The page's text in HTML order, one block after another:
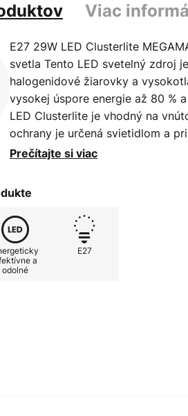
Viac
E27 29W LED Clusterlite
svetla Tento LED svetelný zdroj
halogenidové žiarovky a
vysokej úspore energie až 80 %
LED Clusterlite je vhodný na
ochrany je určená svietidlom a
minimálne IP44. Vlastnosti: -
až 30 000 hodín - široký
teplota okolia v svietidle
konštrukcie a objemu svietidla -
komerčné alebo priemyselné
výrobné haly, obchodné domy,
osvetlenie miestností v
Prečítajte si viac
a
odolné
E27